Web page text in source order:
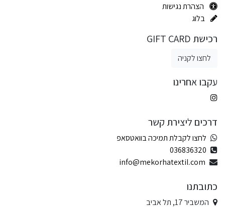
הצהרת נגישות
בלוג
רכישת GIFT CARD
לחצו לקניה
עקבו אחרינו
דרכים ליצירת קשר
לחצו לקבלת תמיכה בוואטסאפ
036836320
info@mekorhatextil.com
כתובתנו
המשביר 17, תל אביב